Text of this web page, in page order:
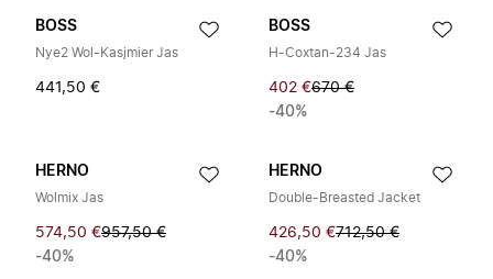
BOSS
Nye2 Wol-Kasjmier Jas
441,50 €
BOSS
H-Coxtan-234 Jas
402 €670 €
-40%
HERNO
Wolmix Jas
574,50 €957,50 €
-40%
HERNO
Double-Breasted Jacket
426,50 €712,50 €
-40%